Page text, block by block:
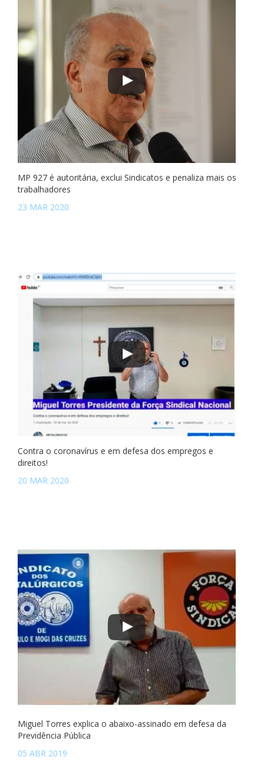
MP 927 é autoritária, exclui Sindicatos e penaliza mais os
trabalhadores
23 MAR 2020
Contra o coronavírus e em defesa dos empregos e
direitos!
20 MAR 2020
Miguel Torres explica o abaixo-assinado em defesa da
Previdência Pública
05 ABR 2019